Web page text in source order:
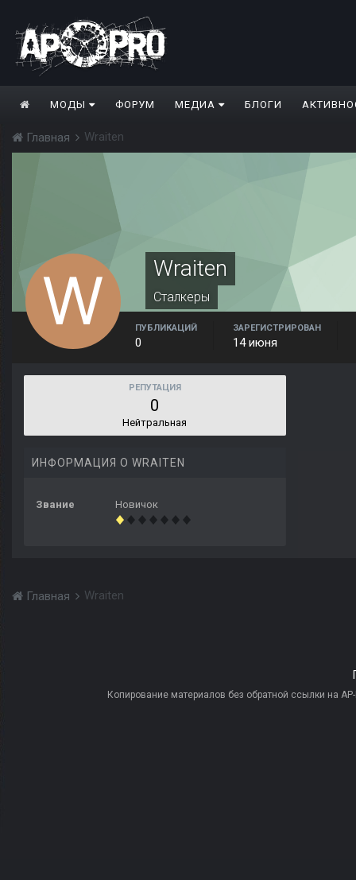
МОДЫ ФОРУМ МЕДИА БЛОГИ
Главная Wraiten
Wraiten
Сталкеры
ПУБЛИКАЦИЙ
0
ЗАРЕГИСТРИРОВАН
14 июня
РЕПУТАЦИЯ
0
Нейтральная
ИНФОРМАЦИЯ О WRAITEN
Звание Новичок
Главная Wraiten
Копирование материалов без обратной ссылки на